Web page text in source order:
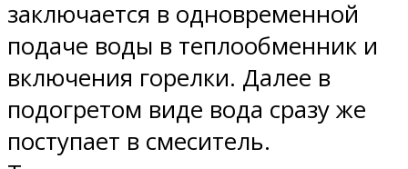
заключается в одновременной
подаче воды в теплообменник и
включения горелки. Далее в
подогретом виде вода сразу же
поступает в смеситель.